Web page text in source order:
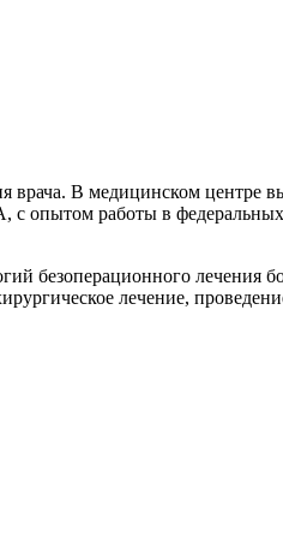
врача. В медицинском центре
с опытом работы в федеральных
безоперационного лечения
лечение,